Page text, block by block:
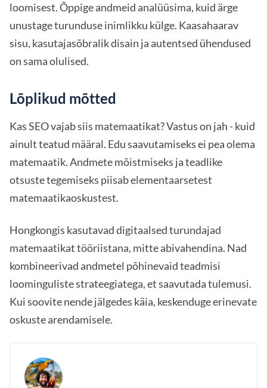
loomisest. Õppige andmeid analüüsima, kuid ärge
unustage turunduse inimlikku külge. Kaasahaarav
sisu, kasutajasõbralik disain ja autentsed ühendused
on sama olulised.
Lõplikud mõtted
Kas SEO vajab siis matemaatikat? Vastus on jah - kuid
ainult teatud määral. Edu saavutamiseks ei pea olema
matemaatik. Andmete mõistmiseks ja teadlike
otsuste tegemiseks piisab elementaarsetest
matemaatikaoskustest.
Hongkongis kasutavad digitaalsed turundajad
matemaatikat tööriistana, mitte abivahendina. Nad
kombineerivad andmetel põhinevaid teadmisi
loominguliste strateegiatega, et saavutada tulemusi.
Kui soovite nende jälgedes käia, keskenduge erinevate
oskuste arendamisele.